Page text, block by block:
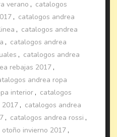
verano , catalogos
, catalogos andrea
, catalogos andrea
, catalogos andrea
, catalogos andrea
rebajas 2017 ,
andrea ropa
interior , catalogos
2017 , catalogos andrea
, catalogos andrea rossi ,
invierno 2017 ,